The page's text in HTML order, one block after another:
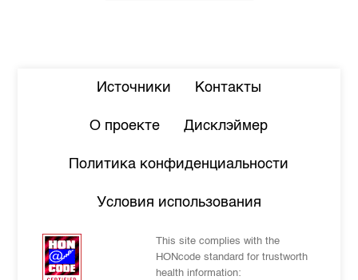
Источники Контакты
О проекте Дисклэймер
Политика конфиденциальности
Условия использования
This site complies with the
HONcode standard for trustworth
health information: